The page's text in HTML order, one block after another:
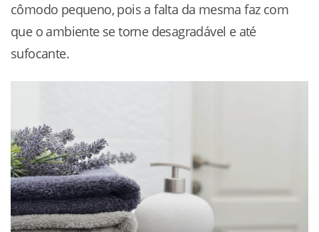
cômodo pequeno, pois a falta da mesma faz com
que o ambiente se torne desagradável e até
sufocante.